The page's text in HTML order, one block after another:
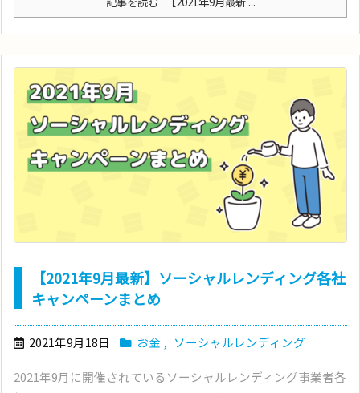
【2021年9月最新】ソーシャルレンディング各社
キャンペーンまとめ
2021年9月18日 お金 , ソーシャルレンディング
2021年9月に開催されているソーシャルレンディング事業者各